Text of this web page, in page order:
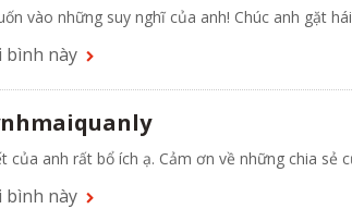
vào những suy nghĩ của anh! Chúc anh gặt
bình này
của anh rất bổ ích ạ. Cảm ơn về những chia sẻ
bình này